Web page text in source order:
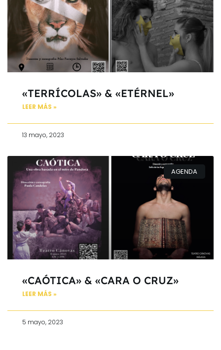
«TERRÍCOLAS» & «ETÉRNEL»
LEER MÁS »
13 mayo, 2023
AGENDA
«CAÓTICA» & «CARA O CRUZ»
LEER MÁS »
5 mayo, 2023